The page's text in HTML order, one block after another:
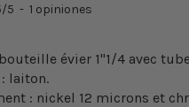
/5 - 1 opiniones
évier 1"1/4 avec
laiton.
: nickel 12 microns et